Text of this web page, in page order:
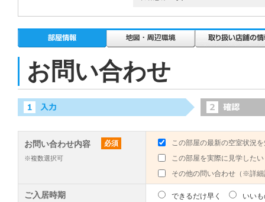
お問い合わせ
お問い合わせ内容 必須
※複数選択可
この部屋の最新の空室状況
この部屋を実際に見学したい
その他の問い合わせ（※詳
ご入居時期 できるだけ早く いい